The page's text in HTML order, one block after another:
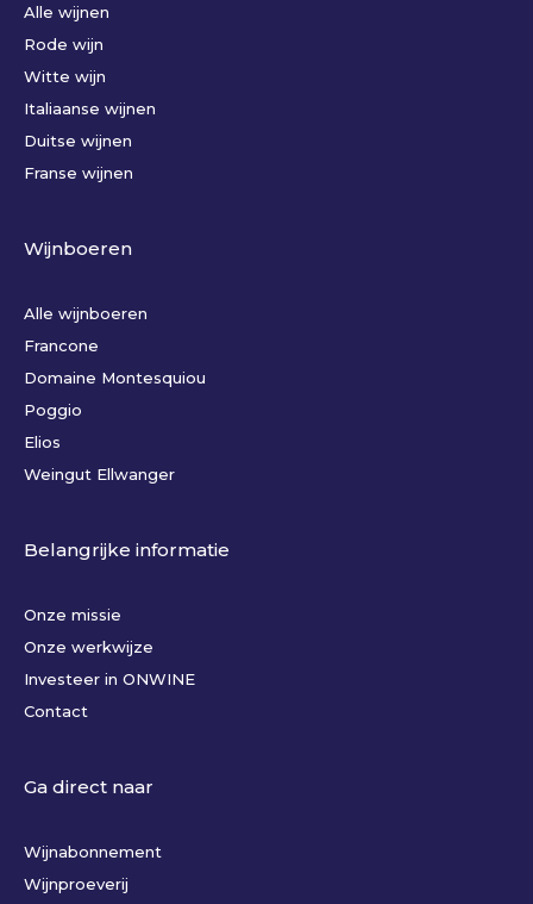
Alle wijnen
Rode wijn
Witte wijn
Italiaanse wijnen
Duitse wijnen
Franse wijnen
Wijnboeren
Alle wijnboeren
Francone
Domaine Montesquiou
Poggio
Elios
Weingut Ellwanger
Belangrijke informatie
Onze missie
Onze werkwijze
Investeer in ONWINE
Contact
Ga direct naar
Wijnabonnement
Wijnproeverij